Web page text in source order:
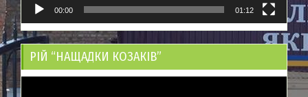
00:00 01:12
РІЙ “НАЩАДКИ КОЗАКІВ”